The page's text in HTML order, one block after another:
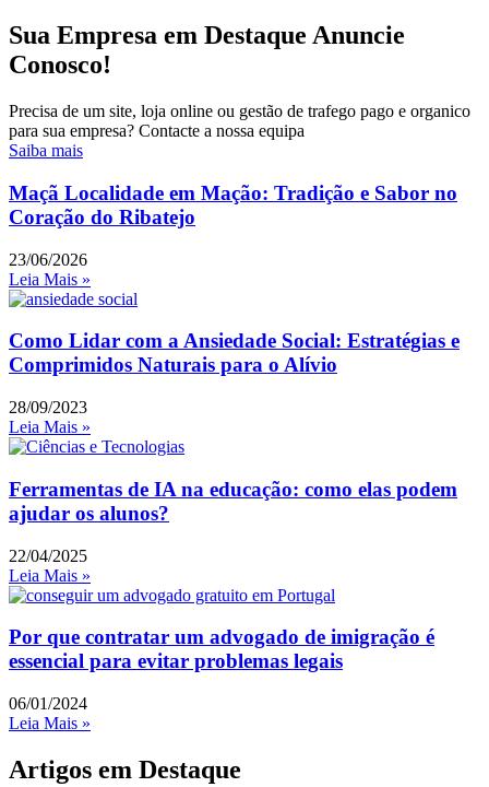
Sua Empresa em Destaque Anuncie
Conosco!
Precisa de um site, loja online ou gestão de trafego pago e organico
para sua empresa? Contacte a nossa equipa
Saiba mais
Maçã Localidade em Mação: Tradição e Sabor no
Coração do Ribatejo
23/06/2026
Leia Mais »
Como Lidar com a Ansiedade Social: Estratégias e
Comprimidos Naturais para o Alívio
28/09/2023
Leia Mais »
Ferramentas de IA na educação: como elas podem
ajudar os alunos?
22/04/2025
Leia Mais »
Por que contratar um advogado de imigração é
essencial para evitar problemas legais
06/01/2024
Leia Mais »
Artigos em Destaque